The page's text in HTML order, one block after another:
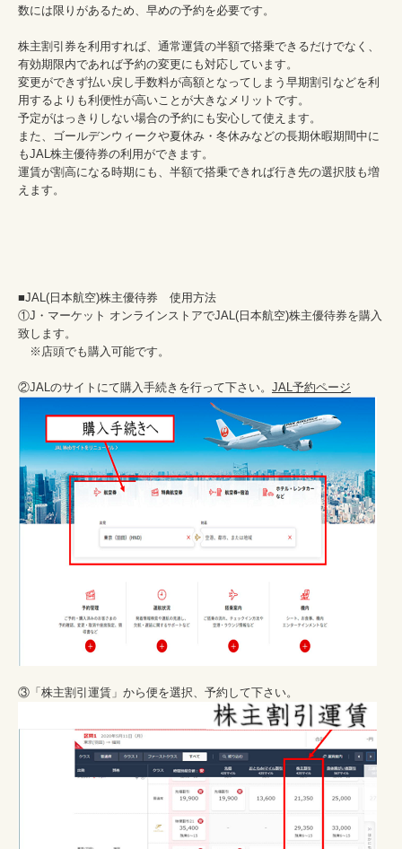
数には限りがあるため、早めの予約を必要です。
株主割引券を利用すれば、通常運賃の半額で搭乗できるだけでなく、
有効期限内であれば予約の変更にも対応しています。
変更ができず払い戻し手数料が高額となってしまう早期割引などを利
用するよりも利便性が高いことが大きなメリットです。
予定がはっきりしない場合の予約にも安心して使えます。
また、ゴールデンウィークや夏休み・冬休みなどの長期休暇期間中に
もJAL株主優待券の利用ができます。
運賃が割高になる時期にも、半額で搭乗できれば行き先の選択肢も増
えます。
■JAL(日本航空)株主優待券　使用方法
①J・マーケット オンラインストアでJAL(日本航空)株主優待券を購入
致します。
※店頭でも購入可能です。
②JALのサイトにて購入手続きを行って下さい。 JAL予約ページ